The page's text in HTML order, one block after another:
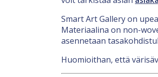
Smart Art Gallery on
Materiaalina on non-
asennetaan
Huomioithan, että